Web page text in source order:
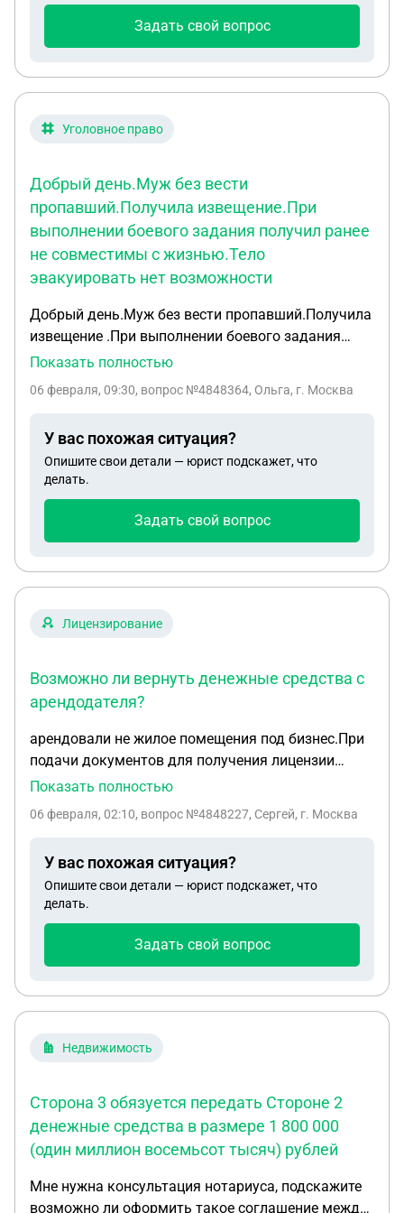
Задать свой вопрос
Уголовное право
Добрый день.Муж без вести
пропавший.Получила извещение.При
выполнении боевого задания получил ранее
не совместимы с жизнью.Тело
эвакуировать нет возможности
Добрый день.Муж без вести пропавший.Получила
извещение .При выполнении боевого задания
получил ранее не совместимы с жизнью.Тело
запросить справку формы 1421 какие
Показать полностью
06 февраля, 09:30, вопрос №4848364, Ольга, г. Москва
У вас похожая ситуация?
Опишите свои детали — юрист подскажет, что
делать.
Задать свой вопрос
Лицензирование
Возможно ли вернуть денежные средства с
арендодателя?
арендовали не жилое помещения под бизнес.При
подачи документов для получения лицензии
выявилось что у арендодателя 1\2 долевая.
возможно. Аренду платили 6 мес. Возможно ли
Показать полностью
06 февраля, 02:10, вопрос №4848227, Сергей, г. Москва
У вас похожая ситуация?
Опишите свои детали — юрист подскажет, что
делать.
Задать свой вопрос
Недвижимость
Сторона 3 обязуется передать Стороне 2
денежные средства в размере 1 800 000
(один миллион восемьсот тысяч) рублей
Мне нужна консультация нотариуса, подскажите
возможно ли оформить такое соглашение между